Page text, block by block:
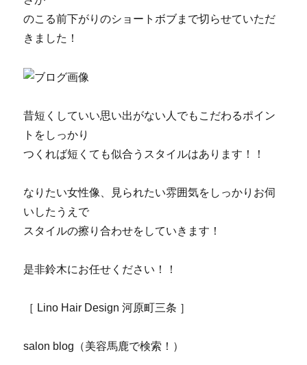
のこる前下がりのショートボブまで切らせていただ
きました！
昔短くしていい思い出がない人でもこだわるポイン
トをしっかり
つくれば短くても似合うスタイルはあります！！
なりたい女性像、見られたい雰囲気をしっかりお伺
いしたうえで
スタイルの擦り合わせをしていきます！
是非鈴木にお任せください！！
［ Lino Hair Design 河原町三条 ］
salon blog（美容馬鹿で検索！）